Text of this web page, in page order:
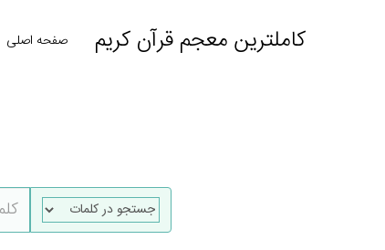
کاملترین معجم قرآن کریم صفحه اصلی